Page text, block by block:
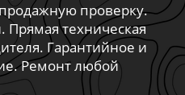
проверку.
Прямая техническая
Гарантийное и
Ремонт любой